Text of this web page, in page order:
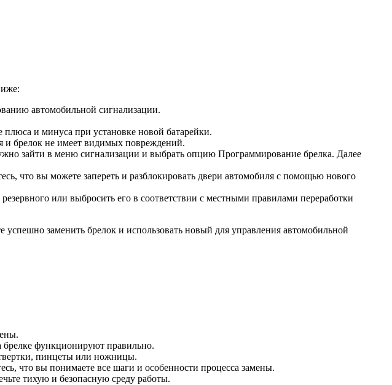
автомобильной сигнализации.
и минуса при установке новой батарейки.
и брелок не имеет видимых повреждений.
зайти в меню сигнализации и выбрать опцию Программирование брелка. Далее
что вы можете запереть и разблокировать двери автомобиля с помощью нового
или выбросить его в соответствии с местными правилами переработки
заменить брелок и использовать новый для управления автомобильной
брелке функционируют правильно.
пинцеты или ножницы.
что вы понимаете все шаги и особенности процесса замены.
тихую и безопасную среду работы.